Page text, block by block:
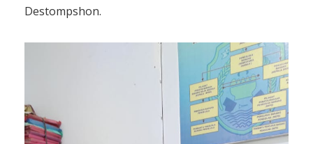
Destompshon.